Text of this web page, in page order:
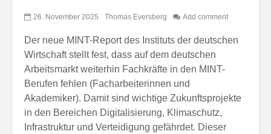
26. November 2025 Thomas Eversberg Add comment
Der neue MINT-Report des Instituts der deutschen
Wirtschaft stellt fest, dass auf dem deutschen
Arbeitsmarkt weiterhin Fachkräfte in den MINT-
Berufen fehlen (Facharbeiterinnen und
Akademiker). Damit sind wichtige Zukunftsprojekte
in den Bereichen Digitalisierung, Klimaschutz,
Infrastruktur und Verteidigung gefährdet. Dieser